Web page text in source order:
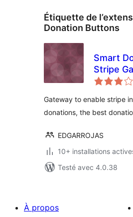
Étiquette de
Donation Buttons
Smart
Stripe
Gateway to enable stripe
donations, the best
EDGARROJAS
10+ installations
Testé avec 4.0.38
À propos